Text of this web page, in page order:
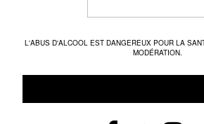
L'ABUS D'ALCOOL EST DANGEREUX POUR LA
MODÉRATION.